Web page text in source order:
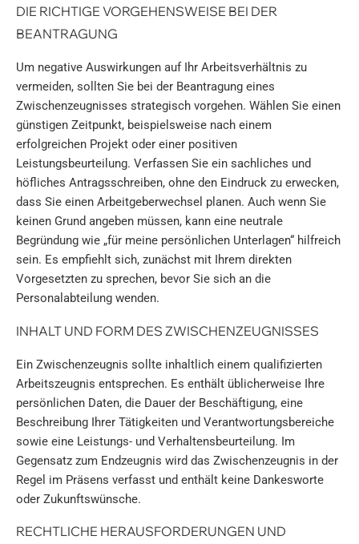
DIE RICHTIGE VORGEHENSWEISE BEI DER
BEANTRAGUNG
Um negative Auswirkungen auf Ihr Arbeitsverhältnis zu
vermeiden, sollten Sie bei der Beantragung eines
Zwischenzeugnisses strategisch vorgehen. Wählen Sie einen
günstigen Zeitpunkt, beispielsweise nach einem
erfolgreichen Projekt oder einer positiven
Leistungsbeurteilung. Verfassen Sie ein sachliches und
höfliches Antragsschreiben, ohne den Eindruck zu erwecken,
dass Sie einen Arbeitgeberwechsel planen. Auch wenn Sie
keinen Grund angeben müssen, kann eine neutrale
Begründung wie „für meine persönlichen Unterlagen“ hilfreich
sein. Es empfiehlt sich, zunächst mit Ihrem direkten
Vorgesetzten zu sprechen, bevor Sie sich an die
Personalabteilung wenden.
INHALT UND FORM DES ZWISCHENZEUGNISSES
Ein Zwischenzeugnis sollte inhaltlich einem qualifizierten
Arbeitszeugnis entsprechen. Es enthält üblicherweise Ihre
persönlichen Daten, die Dauer der Beschäftigung, eine
Beschreibung Ihrer Tätigkeiten und Verantwortungsbereiche
sowie eine Leistungs- und Verhaltensbeurteilung. Im
Gegensatz zum Endzeugnis wird das Zwischenzeugnis in der
Regel im Präsens verfasst und enthält keine Dankesworte
oder Zukunftswünsche.
RECHTLICHE HERAUSFORDERUNGEN UND